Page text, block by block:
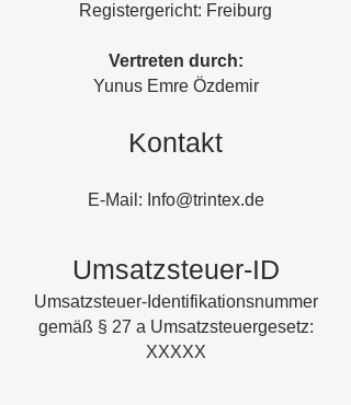
Registergericht: Freiburg
Vertreten durch:
Yunus Emre Özdemir
Kontakt
E-Mail: Info@trintex.de
Umsatzsteuer-ID
Umsatzsteuer-Identifikationsnummer
gemäß § 27 a Umsatzsteuergesetz:
XXXXX